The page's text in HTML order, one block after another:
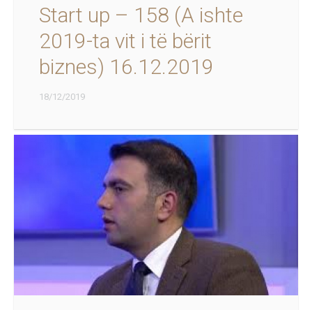
Start up – 158 (A ishte
2019-ta vit i të bërit
biznes) 16.12.2019
18/12/2019